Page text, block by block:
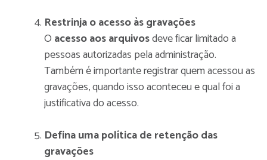
Restrinja o acesso às gravações
O acesso aos arquivosdeve ficar limitado a
pessoas autorizadas pela administração.
Também é importante registrar quem acessou as
gravações, quando isso aconteceu e qual foi a
justificativa do acesso.
Defina uma política de retenção das
gravações